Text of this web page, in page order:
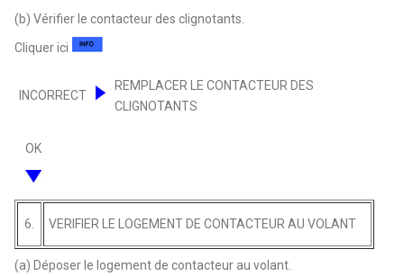
(b) Vérifier le contacteur des clignotants.
Cliquer ici
INCORRECT
REMPLACER LE CONTACTEUR DES
CLIGNOTANTS
OK
6. VERIFIER LE LOGEMENT DE CONTACTEUR AU VOLANT
(a) Déposer le logement de contacteur au volant.